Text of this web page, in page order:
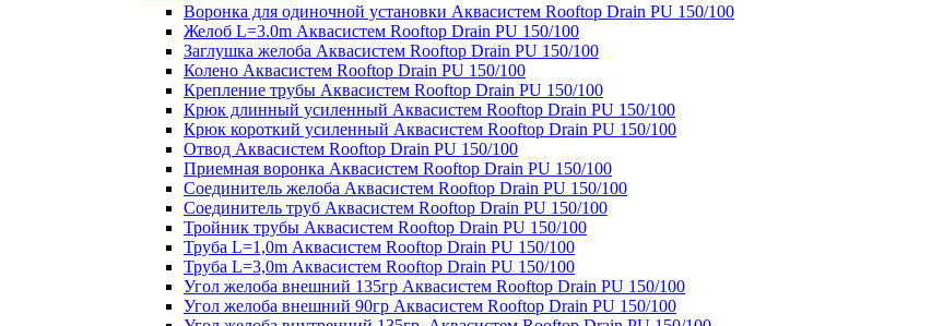
Воронка для одиночной установки Аквасистем Rooftop Drain PU 150/100
Желоб L=3.0m Аквасистем Rooftop Drain PU 150/100
Заглушка желоба Аквасистем Rooftop Drain PU 150/100
Колено Аквасистем Rooftop Drain PU 150/100
Крепление трубы Аквасистем Rooftop Drain PU 150/100
Крюк длинный усиленный Аквасистем Rooftop Drain PU 150/100
Крюк короткий усиленный Аквасистем Rooftop Drain PU 150/100
Отвод Аквасистем Rooftop Drain PU 150/100
Приемная воронка Аквасистем Rooftop Drain PU 150/100
Соединитель желоба Аквасистем Rooftop Drain PU 150/100
Соединитель труб Аквасистем Rooftop Drain PU 150/100
Тройник трубы Аквасистем Rooftop Drain PU 150/100
Труба L=1,0m Аквасистем Rooftop Drain PU 150/100
Труба L=3,0m Аквасистем Rooftop Drain PU 150/100
Угол желоба внешний 135гр Аквасистем Rooftop Drain PU 150/100
Угол желоба внешний 90гр Аквасистем Rooftop Drain PU 150/100